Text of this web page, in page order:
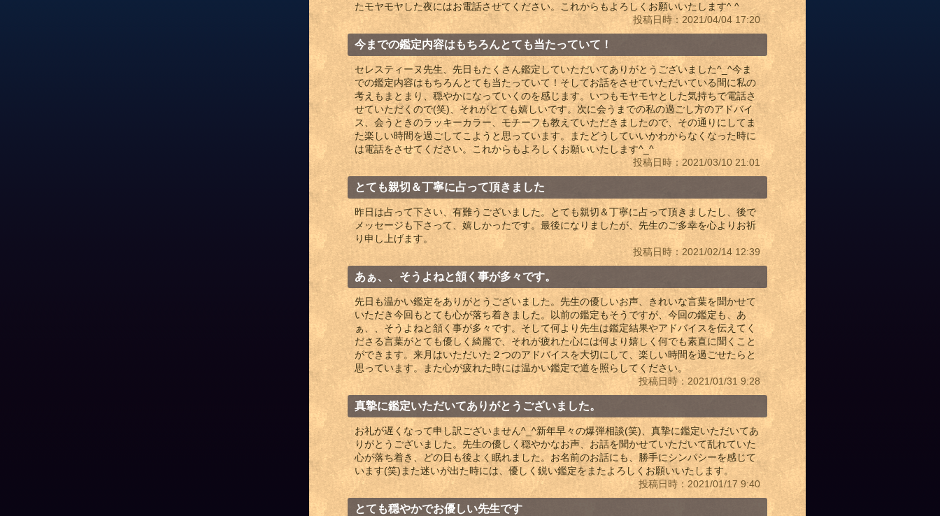
たモヤモヤした夜にはお電話させてください。これからもよろしくお願いいたします^ ^
投稿日時：2021/04/04 17:20
今までの鑑定内容はもちろんとても当たっていて！
セレスティーヌ先生、先日もたくさん鑑定していただいてありがとうございました^_^今ま
での鑑定内容はもちろんとても当たっていて！そしてお話をさせていただいている間に私の
考えもまとまり、穏やかになっていくのを感じます。いつもモヤモヤとした気持ちで電話さ
せていただくので(笑)、それがとても嬉しいです。次に会うまでの私の過ごし方のアドバイ
ス、会うときのラッキーカラー、モチーフも教えていただきましたので、その通りにしてま
た楽しい時間を過ごしてこようと思っています。またどうしていいかわからなくなった時に
は電話をさせてください。これからもよろしくお願いいたします^_^
投稿日時：2021/03/10 21:01
とても親切＆丁寧に占って頂きました
昨日は占って下さい、有難うございました。とても親切＆丁寧に占って頂きましたし、後で
メッセージも下さって、嬉しかったです。最後になりましたが、先生のご多幸を心よりお祈
り申し上げます。
投稿日時：2021/02/14 12:39
あぁ、、そうよねと頷く事が多々です。
先日も温かい鑑定をありがとうございました。先生の優しいお声、きれいな言葉を聞かせて
いただき今回もとても心が落ち着きました。以前の鑑定もそうですが、今回の鑑定も、あ
ぁ、、そうよねと頷く事が多々です。そして何より先生は鑑定結果やアドバイスを伝えてく
ださる言葉がとても優しく綺麗で、それが疲れた心には何より嬉しく何でも素直に聞くこと
ができます。来月はいただいた２つのアドバイスを大切にして、楽しい時間を過ごせたらと
思っています。また心が疲れた時には温かい鑑定で道を照らしてください。
投稿日時：2021/01/31 9:28
真摯に鑑定いただいてありがとうございました。
お礼が遅くなって申し訳ございません^_^新年早々の爆弾相談(笑)、真摯に鑑定いただいてあ
りがとうございました。先生の優しく穏やかなお声、お話を聞かせていただいて乱れていた
心が落ち着き、どの日も後よく眠れました。お名前のお話にも、勝手にシンパシーを感じて
います(笑)また迷いが出た時には、優しく鋭い鑑定をまたよろしくお願いいたします。
投稿日時：2021/01/17 9:40
とても穏やかでお優しい先生です